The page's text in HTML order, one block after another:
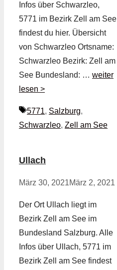
Infos über Schwarzleo,
5771 im Bezirk Zell am See
findest du hier. Übersicht
von Schwarzleo Ortsname:
Schwarzleo Bezirk: Zell am
See Bundesland: … weiter
lesen >
Schlagwörter
5771, Salzburg,
Schwarzleo, Zell am See
Ullach
März 30, 2021März 2, 2021
Der Ort Ullach liegt im
Bezirk Zell am See im
Bundesland Salzburg. Alle
Infos über Ullach, 5771 im
Bezirk Zell am See findest